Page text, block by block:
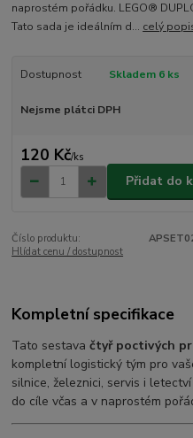
naprostém pořádku. LEGO®
Tato sada je ideálním d... celý
Dostupnost Skladem 6 ks
Nejsme plátci DPH
120 Kč/ks
Přidat do
Číslo produktu:
Hlídat cenu / dostupnost
Kompletní specifikace
Tato sestavačtyř poctivých
kompletní logistický tým pro
silnice, železnici, servis i
do cíle včas a v naprostém